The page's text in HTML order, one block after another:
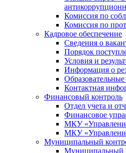
Комиссия по
Комиссия по
Кадровое обеспечение
Сведения о
Порядок
Условия и
Информация о
Контактная
Финансовый контроль
Отдел учета и
Финансовое
МКУ
МКУ
Муниципальный
Муниципальный